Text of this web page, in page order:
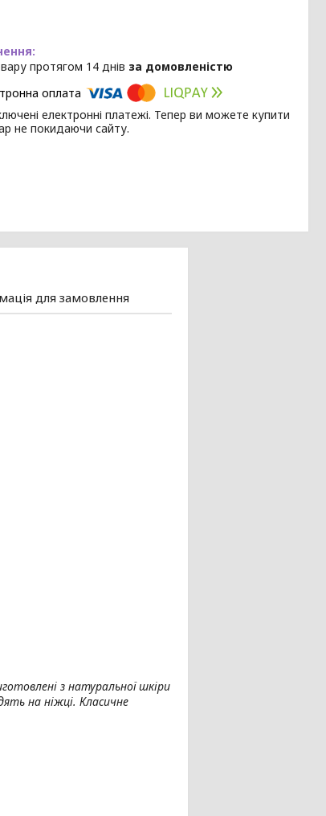
протягом 14 днів за домовленістю
електронні платежі. Тепер ви можете купити
не покидаючи сайту.
для замовлення
з натуральної шкіри
на ніжці. Класичне